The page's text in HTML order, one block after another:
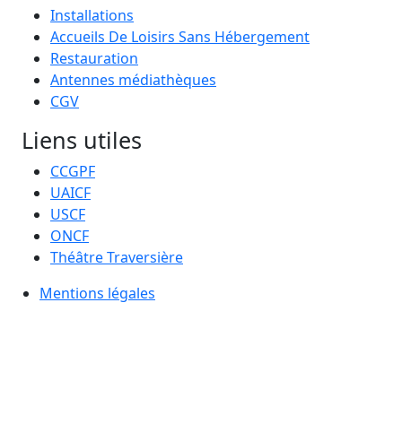
Installations
Accueils De Loisirs Sans Hébergement
Restauration
Antennes médiathèques
CGV
Liens utiles
CCGPF
UAICF
USCF
ONCF
Théâtre Traversière
Mentions légales